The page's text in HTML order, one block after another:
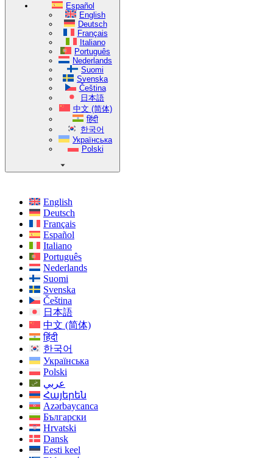
Español
English
Deutsch
Français
Italiano
Português
Nederlands
Suomi
Svenska
Čeština
日本語
中文 (简体)
हिंदी
한국어
Українська
Polski
English
Deutsch
Français
Español
Italiano
Português
Nederlands
Suomi
Svenska
Čeština
日本語
中文 (简体)
हिंदी
한국어
Українська
Polski
عربي
Հայերեն
Azərbaycanca
Български
Hrvatski
Dansk
Eesti keel